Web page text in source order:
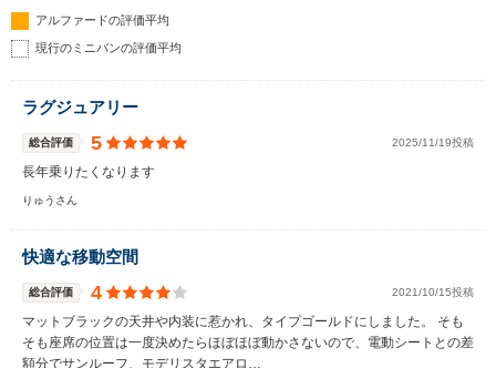
アルファードの評価平均
現行のミニバンの評価平均
ラグジュアリー
総合評価 5 2025/11/19投稿
長年乗りたくなります
りゅうさん
快適な移動空間
総合評価 4 2021/10/15投稿
マットブラックの天井や内装に惹かれ、タイプゴールドにしました。 そも
そも座席の位置は一度決めたらほぼほぼ動かさないので、電動シートとの差
額分でサンルーフ、モデリスタエアロ…